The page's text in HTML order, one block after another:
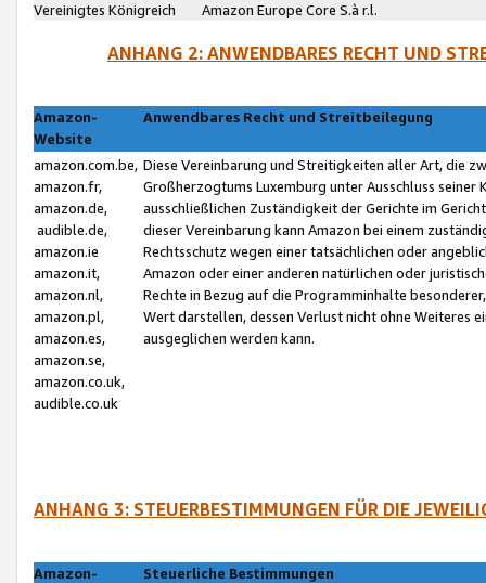
Vereinigtes Königreich
Amazon Europe Core S.à r.l.
ANHANG 2: ANWENDBARES RECHT UND
Amazon-
Website
Anwendbares Recht und Streitbeilegung
amazon.com.be,
amazon.fr,
amazon.de,
audible.de,
amazon.ie
amazon.it,
amazon.nl,
amazon.pl,
amazon.es,
amazon.se,
amazon.co.uk,
audible.co.uk
Diese Vereinbarung und Streitigkeiten aller Art, die
Großherzogtums Luxemburg unter Ausschluss
ausschließlichen Zuständigkeit der Gerichte im
dieser Vereinbarung kann Amazon bei einem
Rechtsschutz wegen einer tatsächlichen oder
Amazon oder einer anderen natürlichen oder
Rechte in Bezug auf die Programminhalte
Wert darstellen, dessen Verlust nicht ohne Weiteres
ausgeglichen werden kann.
ANHANG 3: STEUERBESTIMMUNGEN FÜR DIE
Amazon-
Steuerliche Bestimmungen